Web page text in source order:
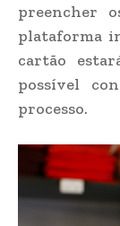
preencher
plataforma
cartão
possível
processo.